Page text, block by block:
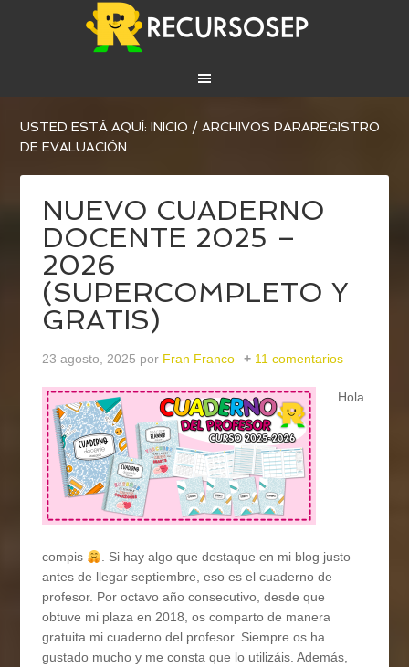
USTED ESTÁ AQUÍ:INICIO / ARCHIVOS PARAREGISTRO
DE EVALUACIÓN
NUEVO CUADERNO
DOCENTE 2025 –
2026
(SUPERCOMPLETO Y
GRATIS)
23 agosto, 2025 por Fran Franco 11 comentarios
Hola
compis
. Si hay algo que destaque en mi blog justo
antes de llegar septiembre, eso es el cuaderno de
profesor. Por octavo año consecutivo, desde que
obtuve mi plaza en 2018, os comparto de manera
gratuita mi cuaderno del profesor. Siempre os ha
gustado mucho y me consta que lo utilizáis. Además,